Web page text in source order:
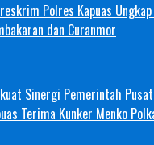
Polres Kapuas
dan Curanmor
Sinergi Pemerintah
Terima Kunker Menko